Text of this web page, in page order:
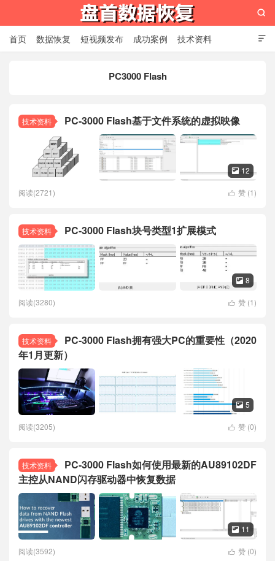

首页 数据恢复 短视频发布 成功案例 技术资料

PC3000 Flash
技术资料 PC-3000 Flash基于文件系统的虚拟映像
 12
 赞 (1)
阅读(2721)
技术资料 PC-3000 Flash块号类型1扩展模式
 8
 赞 (1)
阅读(3280)
技术资料
PC-3000 Flash拥有强大PC的重要性（2020
年1月更新）
 5
 赞 (0)
阅读(3205)
技术资料
PC-3000 Flash如何使用最新的AU89102DF
主控从NAND闪存驱动器中恢复数据
 11
 赞 (0)
阅读(3592)